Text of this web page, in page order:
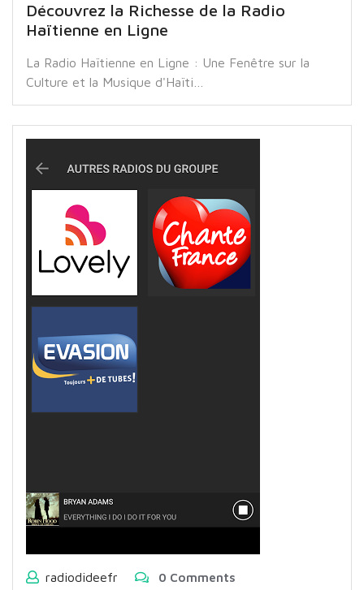
Découvrez la Richesse de la Radio
Haïtienne en Ligne
La Radio Haïtienne en Ligne : Une Fenêtre sur la
Culture et la Musique d'Haïti…
radiodideefr 0 Comments